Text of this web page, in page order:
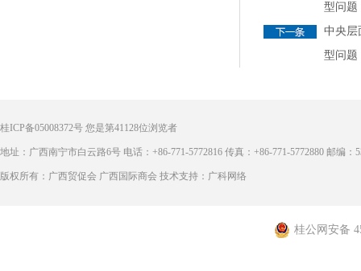
型问题
中央层
型问题
桂ICP备05008372号 您是第41128位浏览者
地址：广西南宁市白云路6号 电话：+86-771-5772816 传真：+86-771-5772880 邮编：
版权所有：广西贸促会 广西国际商会 技术支持：广科网络
桂公网安备